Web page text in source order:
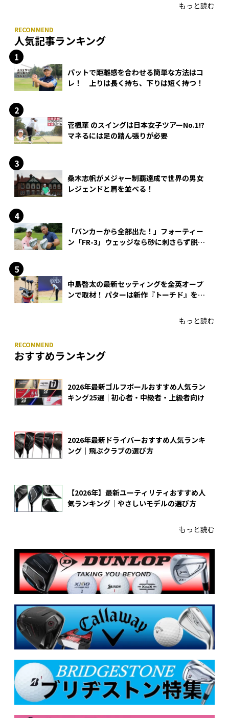
もっと読む
人気記事ランキング
パットで距離感を合わせる簡単な方法はコ
レ！ 上りは長く持ち、下りは短く持つ！
菅楓華 のスイングは日本女子ツアーNo.1!?
マネるには足の踏ん張りが必要
桑木志帆がメジャー制覇達成で世界の男女
レジェンドと肩を並べる！
「バンカーから全部出た！」フォーティー
ン「FR-3」ウェッジなら砂に刺さらず脱出
中島啓太の最新セッティングを全英オープ
ンで取材！ パターは新作『トーチド』を投
もっと読む
おすすめランキング
2026年最新ゴルフボールおすすめ人気ラン
キング25選｜初心者・中級者・上級者向け
2026年最新ドライバーおすすめ人気ランキ
ング｜飛ぶクラブの選び方
【2026年】最新ユーティリティおすすめ人
気ランキング｜やさしいモデルの選び方
もっと読む